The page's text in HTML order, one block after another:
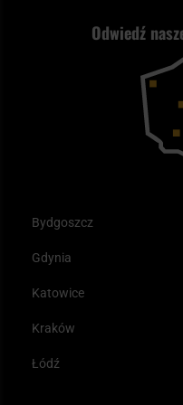
Reklamacje i gwarancja
Odwiedź
Bydgoszcz
Gdynia
Katowice
Kraków
Łódź
Kupony i kody rabatowe
Plecak ewakuacyjny
Samoobrona